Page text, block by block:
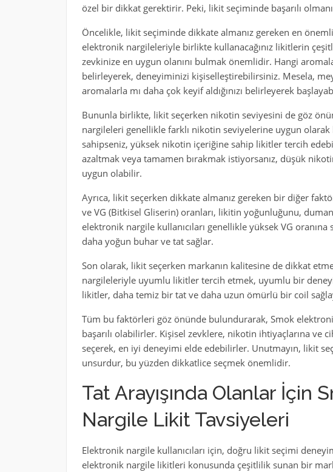
özel bir dikkat gerektirir. Peki, likit seçiminde başarılı
Öncelikle, likit seçiminde dikkate almanız gereken en
elektronik nargileleriyle birlikte kullanacağınız likitlerin
zevkinize en uygun olanını bulmak önemlidir. Hangi
belirleyerek, deneyiminizi kişiselleştirebilirsiniz. Mesela,
aromalarla mı daha çok keyif aldığınızı belirleyerek
Bununla birlikte, likit seçerken nikotin seviyesini de göz
nargileleri genellikle farklı nikotin seviyelerine uygun olarak
sahipseniz, yüksek nikotin içeriğine sahip likitler tercih
azaltmak veya tamamen bırakmak istiyorsanız, düşük
uygun olabilir.
Ayrıca, likit seçerken dikkate almanız gereken bir diğer
ve VG (Bitkisel Gliserin) oranları, likitin yoğunluğunu,
elektronik nargile kullanıcıları genellikle yüksek VG
daha yoğun buhar ve tat sağlar.
Son olarak, likit seçerken markanın kalitesine de dikkat
nargileleriyle uyumlu likitler tercih etmek, uyumlu bir
likitler, daha temiz bir tat ve daha uzun ömürlü bir coil
Tüm bu faktörleri göz önünde bulundurarak, Smok
başarılı olabilirler. Kişisel zevklere, nikotin ihtiyaçlarına ve
seçerek, en iyi deneyimi elde edebilirler. Unutmayın, likit
unsurdur, bu yüzden dikkatlice seçmek önemlidir.
Tat Arayışında Olanlar İçin
Nargile Likit Tavsiyeleri
Elektronik nargile kullanıcıları için, doğru likit seçimi
elektronik nargile likitleri konusunda çeşitlilik sunan bir